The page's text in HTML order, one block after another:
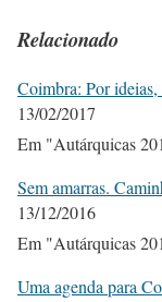
Relacionado
Coimbra: Por
13/02/2017
Em "Autárquicas
Sem amarras.
13/12/2016
Em "Autárquicas
Uma agenda para